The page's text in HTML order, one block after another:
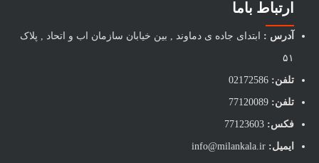
ارتباط باما
آدرس : ابتدای جاده ی دماوند , بین خیابان سازمان اب و اتحاد , پلاک
۵۱
تلفن: 02172586
تلفن:
فکس:
ایمیل: